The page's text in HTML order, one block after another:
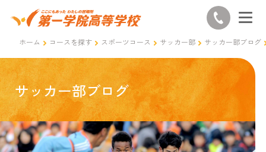
ホーム コースを探す スポーツコース サッカー部 サッカー部ブログ
サッカー部ブログ